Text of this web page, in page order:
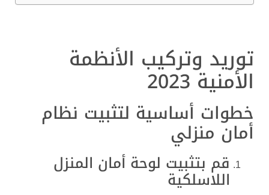
توريد وتركيب الأنظمة
الأمنية 2023
خطوات أساسية لتثبيت نظام
أمان منزلي
قم بتثبيت لوحة أمان المنزل
اللاسلكية